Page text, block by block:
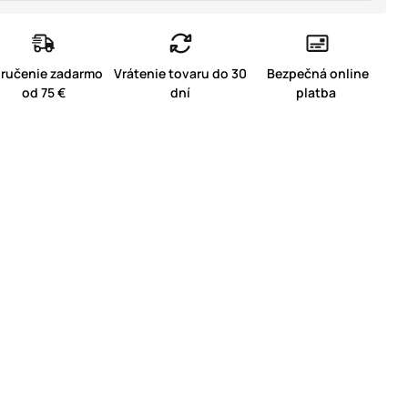
zadarmo
od 75 €
Vrátenie tovaru do 30
dní
Bezpečná online
platba